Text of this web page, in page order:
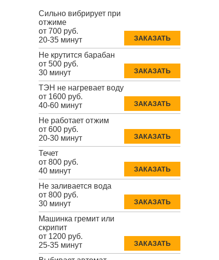
Сильно вибрирует при
отжиме
от 700 руб.
20-35 минут
ЗАКАЗАТЬ
Не крутится барабан
от 500 руб.
30 минут
ЗАКАЗАТЬ
ТЭН не нагревает воду
от 1600 руб.
40-60 минут
ЗАКАЗАТЬ
Не работает отжим
от 600 руб.
20-30 минут
ЗАКАЗАТЬ
Течет
от 800 руб.
40 минут
ЗАКАЗАТЬ
Не заливается вода
от 800 руб.
30 минут
ЗАКАЗАТЬ
Машинка гремит или
скрипит
от 1200 руб.
25-35 минут
ЗАКАЗАТЬ